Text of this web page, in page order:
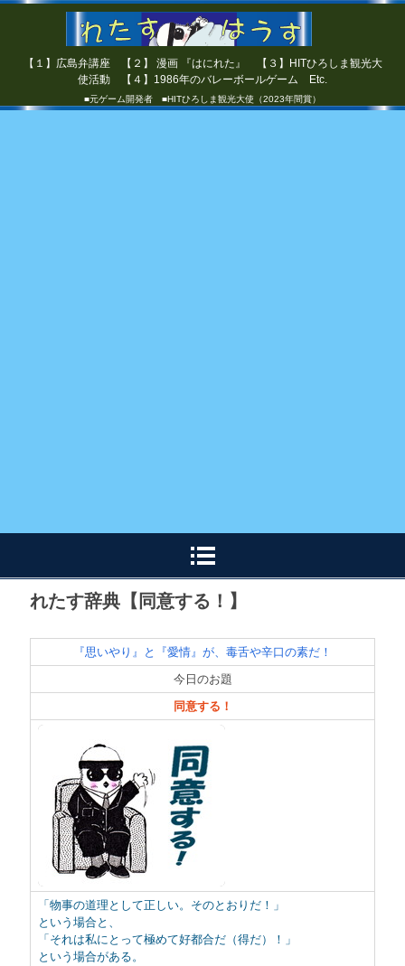
【１】広島弁講座 【２】 漫画 『はにれた』 【３】HITひろしま観光大
使活動 【４】1986年のバレーボールゲーム Etc.
■元ゲーム開発者 ■HITひろしま観光大使（2023年間賞）
れたす辞典【同意する！】
『思いやり』と『愛情』が、毒舌や辛口の素だ！
今日のお題
同意する！
「物事の道理として正しい。そのとおりだ！」
という場合と、
「それは私にとって極めて好都合だ（得だ）！」
という場合がある。